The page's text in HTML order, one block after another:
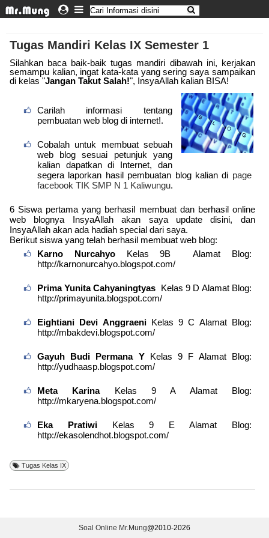
Tugas Mandiri Kelas IX Semester 1
Silahkan baca baik-baik tugas mandiri dibawah ini, kerjakan
semampu kalian, ingat kata-kata yang sering saya sampaikan
di kelas "Jangan Takut Salah!", InsyaAllah kalian BISA!
Carilah informasi tentang
pembuatan web blog di internet!.
Cobalah untuk membuat sebuah
web blog sesuai petunjuk yang
kalian dapatkan di Internet, dan
segera laporkan hasil pembuatan blog kalian di page
facebook TIK SMP N 1 Kaliwungu.
6 Siswa pertama yang berhasil membuat dan berhasil online
web blognya InsyaAllah akan saya update disini, dan
InsyaAllah akan ada hadiah special dari saya.
Berikut siswa yang telah berhasil membuat web blog:
Karno NurcahyoKelas 9B Alamat Blog:
http://karnonurcahyo.blogspot.com/
Prima Yunita Cahyaningtyas Kelas 9 D Alamat Blog:
http://primayunita.blogspot.com/
Eightiani Devi AnggraeniKelas 9 C Alamat Blog:
http://mbakdevi.blogspot.com/
Gayuh Budi Permana YKelas 9 F Alamat Blog:
http://yudhaasp.blogspot.com/
Meta KarinaKelas 9 A Alamat Blog:
http://mkaryena.blogspot.com/
Eka PratiwiKelas 9 E Alamat Blog:
http://ekasolendhot.blogspot.com/
Tugas Kelas IX
Soal Online Mr.Mung@2010-2026